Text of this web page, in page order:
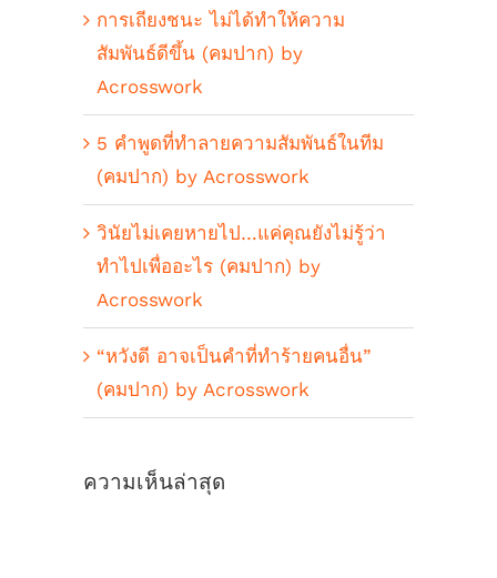
การเถียงชนะ ไม่ได้ทำให้ความ
สัมพันธ์ดีขึ้น (คมปาก) by
Acrosswork
5 คำพูดที่ทำลายความสัมพันธ์ในทีม
(คมปาก) by Acrosswork
วินัยไม่เคยหายไป…แค่คุณยังไม่รู้ว่า
ทำไปเพื่ออะไร (คมปาก) by
Acrosswork
“หวังดี อาจเป็นคำที่ทำร้ายคนอื่น”
(คมปาก) by Acrosswork
ความเห็นล่าสุด